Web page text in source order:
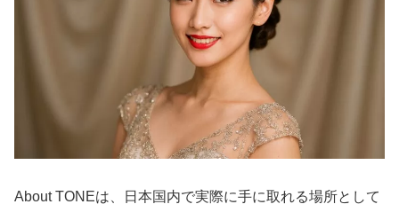
About TONEは、日本国内で実際に手に取れる場所として